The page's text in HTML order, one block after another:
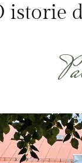
istorie